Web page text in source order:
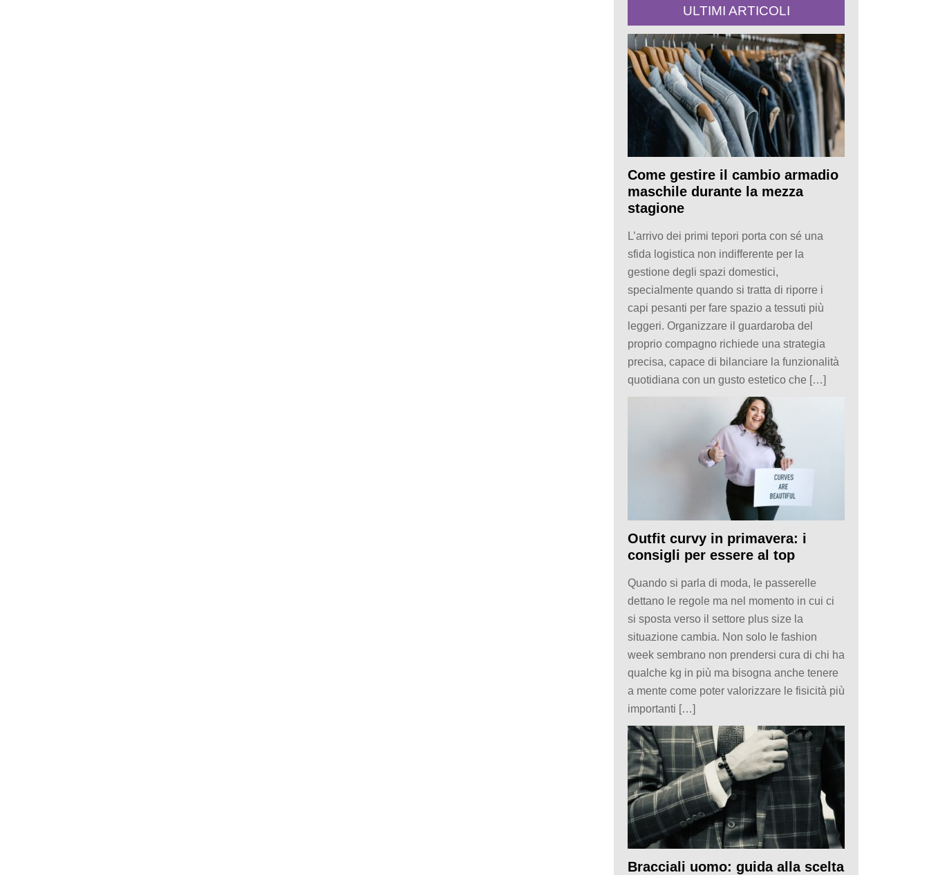
ULTIMI ARTICOLI
Come gestire il cambio armadio
maschile durante la mezza
stagione
L’arrivo dei primi tepori porta con sé una
sfida logistica non indifferente per la
gestione degli spazi domestici,
specialmente quando si tratta di riporre i
capi pesanti per fare spazio a tessuti più
leggeri. Organizzare il guardaroba del
proprio compagno richiede una strategia
precisa, capace di bilanciare la funzionalità
quotidiana con un gusto estetico che […]
Outfit curvy in primavera: i
consigli per essere al top
Quando si parla di moda, le passerelle
dettano le regole ma nel momento in cui ci
si sposta verso il settore plus size la
situazione cambia. Non solo le fashion
week sembrano non prendersi cura di chi ha
qualche kg in più ma bisogna anche tenere
a mente come poter valorizzare le fisicità più
importanti […]
Bracciali uomo: guida alla scelta